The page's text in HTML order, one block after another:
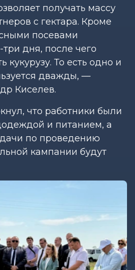
получать массу
с гектара. Кроме
посевами
дня, после чего
кукурузу. То есть одно и
дважды, —
Киселев.
что работники были
и питанием, а
по проведению
кампании будут